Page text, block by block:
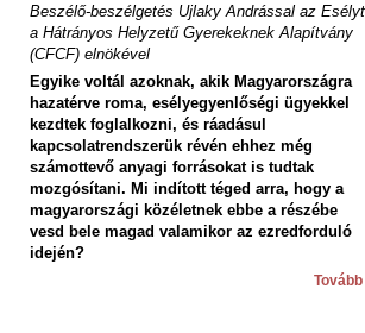
Beszélő-beszélgetés Ujlaky Andrással az Esélyt
a Hátrányos Helyzetű Gyerekeknek Alapítvány
(CFCF) elnökével
Egyike voltál azoknak, akik Magyarországra
hazatérve roma, esélyegyenlőségi ügyekkel
kezdtek foglalkozni, és ráadásul
kapcsolatrendszerük révén ehhez még
számottevő anyagi forrásokat is tudtak
mozgósítani. Mi indított téged arra, hogy a
magyarországi közéletnek ebbe a részébe
vesd bele magad valamikor az ezredforduló
idején?
Tovább